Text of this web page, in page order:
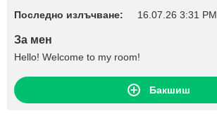
Последно излъчване: 16.07.26 3:31 PM
За мен
Hello! Welcome to my room!
Бакшиш